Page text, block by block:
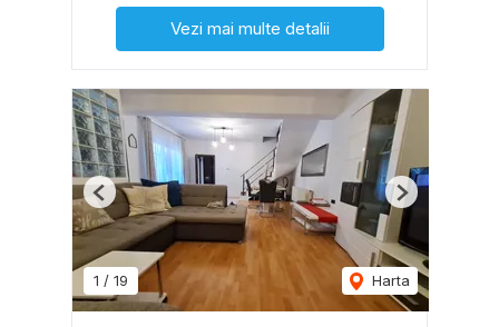
Vezi mai multe detalii
1 / 19 Harta
Previous Next